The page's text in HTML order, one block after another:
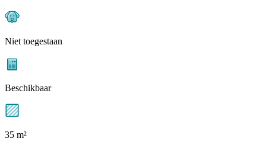
Niet toegestaan
Beschikbaar
35 m²